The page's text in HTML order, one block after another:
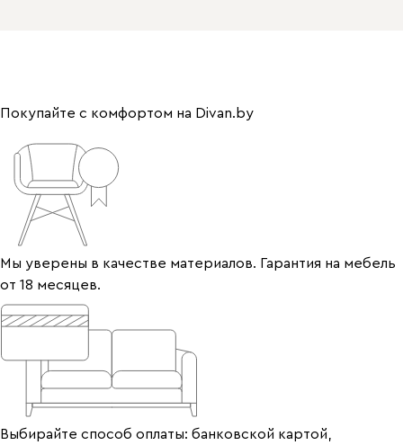
Покупайте с комфортом на Divan.by
Мы уверены в качестве материалов. Гарантия на мебель
от 18 месяцев.
Выбирайте способ оплаты: банковской картой,